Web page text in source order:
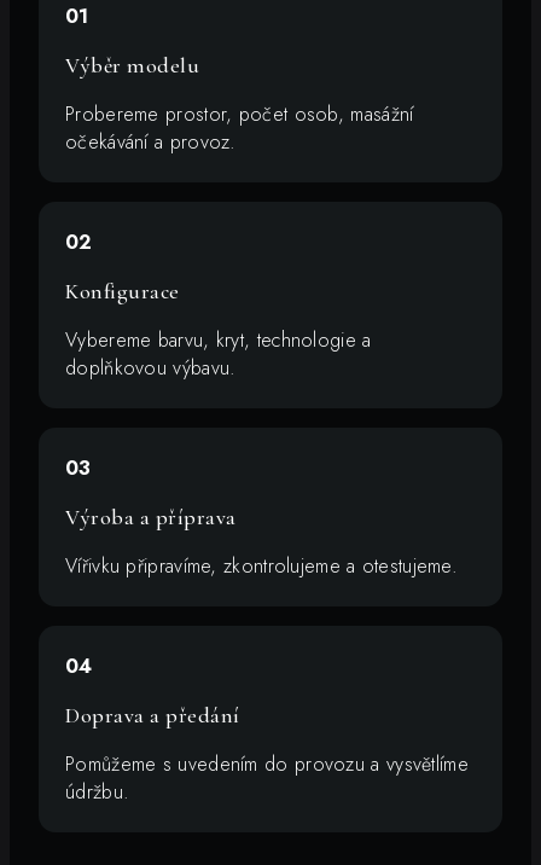
01
Výběr modelu
Probereme prostor, počet osob, masážní
očekávání a provoz.
02
Konfigurace
Vybereme barvu, kryt, technologie a
doplňkovou výbavu.
03
Výroba a příprava
Vířivku připravíme, zkontrolujeme a otestujeme.
04
Doprava a předání
Pomůžeme s uvedením do provozu a vysvětlíme
údržbu.